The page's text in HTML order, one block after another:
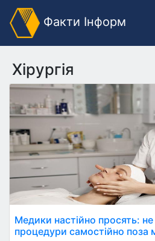
Факти Інформ
Хірургія
Медики настійно просять:
процедури самостійно поза